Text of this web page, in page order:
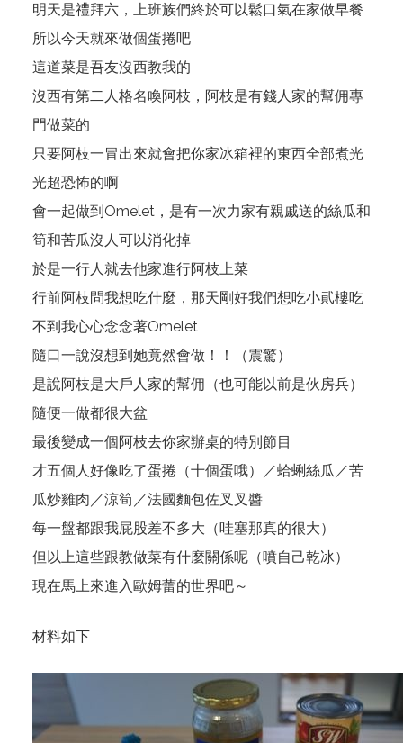
明天是禮拜六，上班族們終於可以鬆口氣在家做早餐
所以今天就來做個蛋捲吧
這道菜是吾友沒西教我的
沒西有第二人格名喚阿枝，阿枝是有錢人家的幫佣專
門做菜的
只要阿枝一冒出來就會把你家冰箱裡的東西全部煮光
光超恐怖的啊
會一起做到Omelet，是有一次力家有親戚送的絲瓜和
筍和苦瓜沒人可以消化掉
於是一行人就去他家進行阿枝上菜
行前阿枝問我想吃什麼，那天剛好我們想吃小貮樓吃
不到我心心念念著Omelet
隨口一說沒想到她竟然會做！！（震驚）
是說阿枝是大戶人家的幫佣（也可能以前是伙房兵）
隨便一做都很大盆
最後變成一個阿枝去你家辦桌的特別節目
才五個人好像吃了蛋捲（十個蛋哦）／蛤蜊絲瓜／苦
瓜炒雞肉／涼筍／法國麵包佐叉叉醬
每一盤都跟我屁股差不多大（哇塞那真的很大）
但以上這些跟教做菜有什麼關係呢（噴自己乾冰）
現在馬上來進入歐姆蕾的世界吧～
材料如下